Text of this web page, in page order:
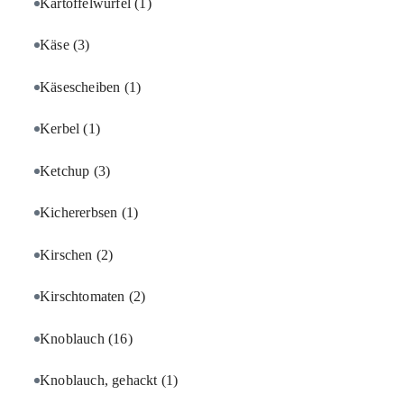
Käse (3)
Käsescheiben (1)
Kerbel(1)
Ketchup (3)
Kichererbsen (1)
Kirschen (2)
Kirschtomaten (2)
Knoblauch (16)
Knoblauch, gehackt (1)